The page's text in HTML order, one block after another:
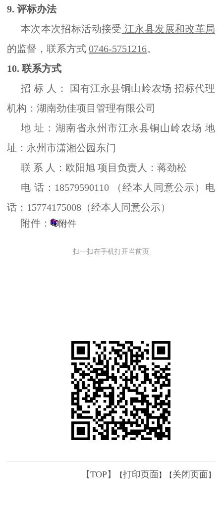
9. 评标办法
本次本次招标活动接受 江永县发展和改革局
的监督，联系方式 0746-5751216。
10. 联系方式
招 标 人： 国有江永县铜山岭农场 招标代理
机构：湖南劲佳项目管理有限公司
地 址：湖南省永州市江永县铜山岭农场 地
址：永州市潇湘公园东门
联 系 人：欧阳旭 项目负责人：蒋劲松
电 话：18579590110 （经本人同意公示）电
话：15774175008（经本人同意公示）
附件：
附件
扫一扫在手机打开当前页
【TOP】 【打印页面 】【 关闭页面 】